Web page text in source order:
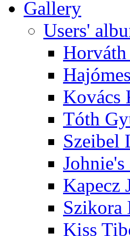
Gallery
Users'
Kovács
Tóth
Szeibel
Kapecz
Szikora
Kiss